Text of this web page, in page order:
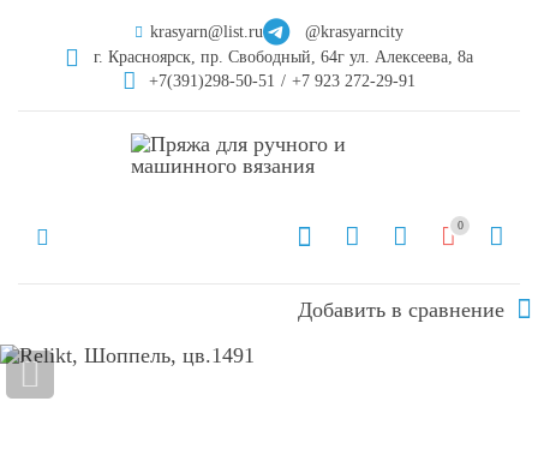
krasyarn@list.ru
@krasyarncity
г. Красноярск, пр. Свободный, 64г ул. Алексеева, 8а
+7(391)298-50-51 / +7 923 272-29-91
0
Добавить в сравнение